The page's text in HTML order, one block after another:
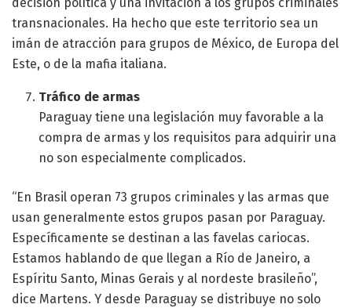
transnacionales. Ha hecho que este territorio sea un
imán de atracción para grupos de México, de Europa del
Este, o de la mafia italiana.
Tráfico de armas
Paraguay tiene una legislación muy favorable a la
compra de armas y los requisitos para adquirir una
no son especialmente complicados.
“En Brasil operan 73 grupos criminales y las armas que
usan generalmente estos grupos pasan por Paraguay.
Específicamente se destinan a las favelas cariocas.
Estamos hablando de que llegan a Río de Janeiro, a
Espíritu Santo, Minas Gerais y al nordeste brasileño”,
dice Martens. Y desde Paraguay se distribuye no solo